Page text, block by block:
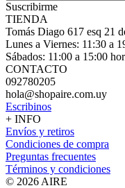
Suscribirme
TIENDA
Tomás Diago 617 esq 21
Lunes a Viernes: 11:30 a
Sábados: 11:00 a 15:00
CONTACTO
092780205
hola@shopaire.com.uy
Escribinos
+ INFO
Envíos y retiros
Condiciones de compra
Preguntas frecuentes
Términos y condiciones
© 2026 AIRE